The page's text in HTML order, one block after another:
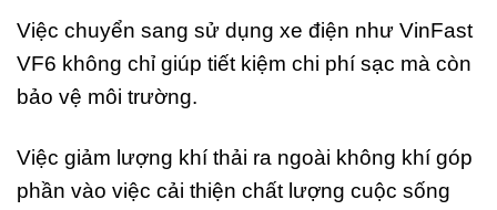
Việc chuyển sang sử dụng xe điện như VinFast
VF6 không chỉ giúp tiết kiệm chi phí sạc mà còn
bảo vệ môi trường.
Việc giảm lượng khí thải ra ngoài không khí góp
phần vào việc cải thiện chất lượng cuộc sống